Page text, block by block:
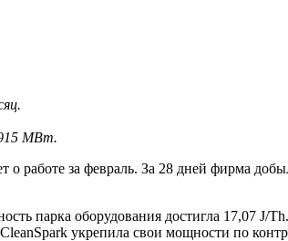
МВт.
о работе за февраль. За 28 дней фирма
парка оборудования достигла 17,07 J/
укрепила свои мощности по